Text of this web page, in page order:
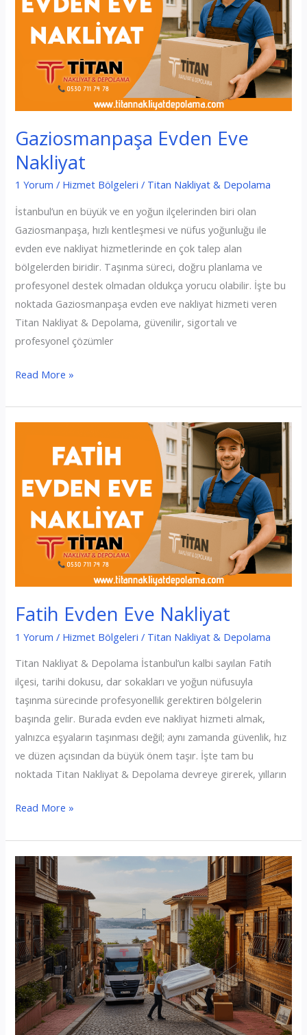
Gaziosmanpaşa Evden Eve
Nakliyat
1 Yorum / Hizmet Bölgeleri / Titan Nakliyat & Depolama
İstanbul’un en büyük ve en yoğun ilçelerinden biri olan
Gaziosmanpaşa, hızlı kentleşmesi ve nüfus yoğunluğu ile
evden eve nakliyat hizmetlerinde en çok talep alan
bölgelerden biridir. Taşınma süreci, doğru planlama ve
profesyonel destek olmadan oldukça yorucu olabilir. İşte bu
noktada Gaziosmanpaşa evden eve nakliyat hizmeti veren
Titan Nakliyat & Depolama, güvenilir, sigortalı ve
profesyonel çözümler
Gaziosmanpaşa
Eve
Read More »
Fatih Evden Eve Nakliyat
1 Yorum / Hizmet Bölgeleri / Titan Nakliyat & Depolama
Titan Nakliyat & Depolama İstanbul’un kalbi sayılan Fatih
ilçesi, tarihi dokusu, dar sokakları ve yoğun nüfusuyla
taşınma sürecinde profesyonellik gerektiren bölgelerin
başında gelir. Burada evden eve nakliyat hizmeti almak,
yalnızca eşyaların taşınması değil; aynı zamanda güvenlik, hız
ve düzen açısından da büyük önem taşır. İşte tam bu
noktada Titan Nakliyat & Depolama devreye girerek, yılların
Fatih
Eve
Nakliyat
Read More »